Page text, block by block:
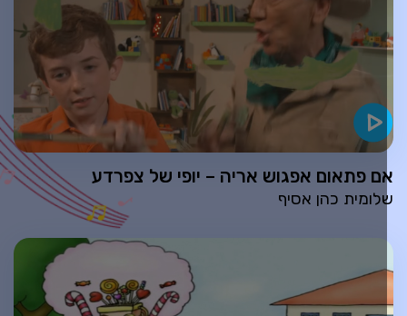
פתאום אפגוש אריה – יופי של צפרדע
כהן אסיף